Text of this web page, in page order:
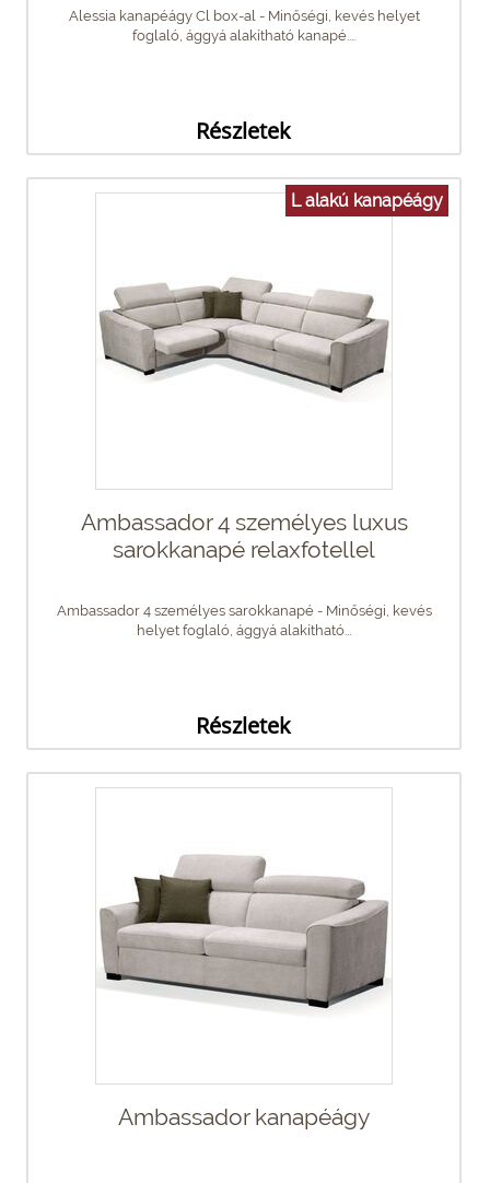
Alessia kanapéágy Cl box-al - Minőségi, kevés helyet
foglaló, ággyá alakítható kanapé....
Részletek
L alakú kanapéágy
Ambassador 4 személyes luxus
sarokkanapé relaxfotellel
Ambassador 4 személyes sarokkanapé - Minőségi, kevés
helyet foglaló, ággyá alakítható...
Részletek
Ambassador kanapéágy